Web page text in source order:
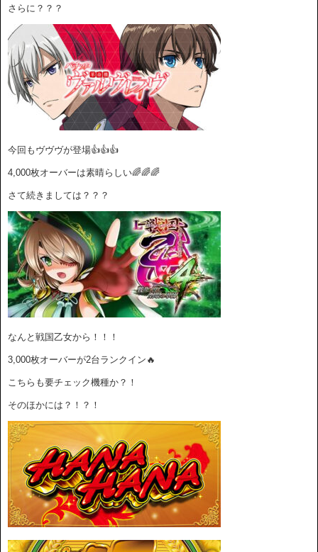
さらに？？？
今回もヴヴヴが登場👍👍👍
4,000枚オーバーは素晴らしい🌈🌈🌈
さて続きましては？？？
なんと戦国乙女から！！！
3,000枚オーバーが2台ランクイン🔥
こちらも要チェック機種か？！
そのほかには？！？！